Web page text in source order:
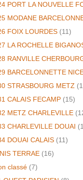
PORT LA NOUVELLE
MODANE
FOIX LOURDES (11)
LA ROCHELLE
RANVILLE
BARCELONNETTE
STRASBOURG METZ
CALAIS FECAMP (15)
METZ CHARLEVILLE
CHARLEVILLE DOUAI
DOUAI CALAIS (11)
TERRAE (16)
classé (7)